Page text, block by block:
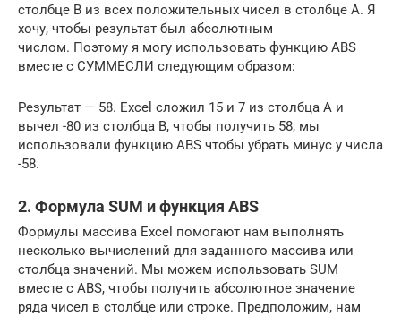
столбце B из всех положительных чисел в столбце A. Я
хочу, чтобы результат был абсолютным
числом. Поэтому я могу использовать функцию ABS
вместе с СУММЕСЛИ следующим образом:
Результат — 58. Excel сложил 15 и 7 из столбца A и
вычел -80 из столбца B, чтобы получить 58, мы
использовали функцию ABS чтобы убрать минус у числа
-58.
2. Формула SUM и функция ABS
Формулы массива Excel помогают нам выполнять
несколько вычислений для заданного массива или
столбца значений. Мы можем использовать SUM
вместе с ABS, чтобы получить абсолютное значение
ряда чисел в столбце или строке. Предположим, нам